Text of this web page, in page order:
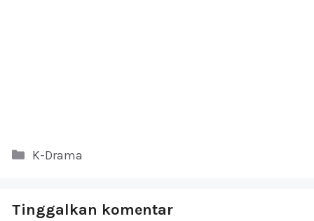
Kategori
K-Drama
Tinggalkan komentar